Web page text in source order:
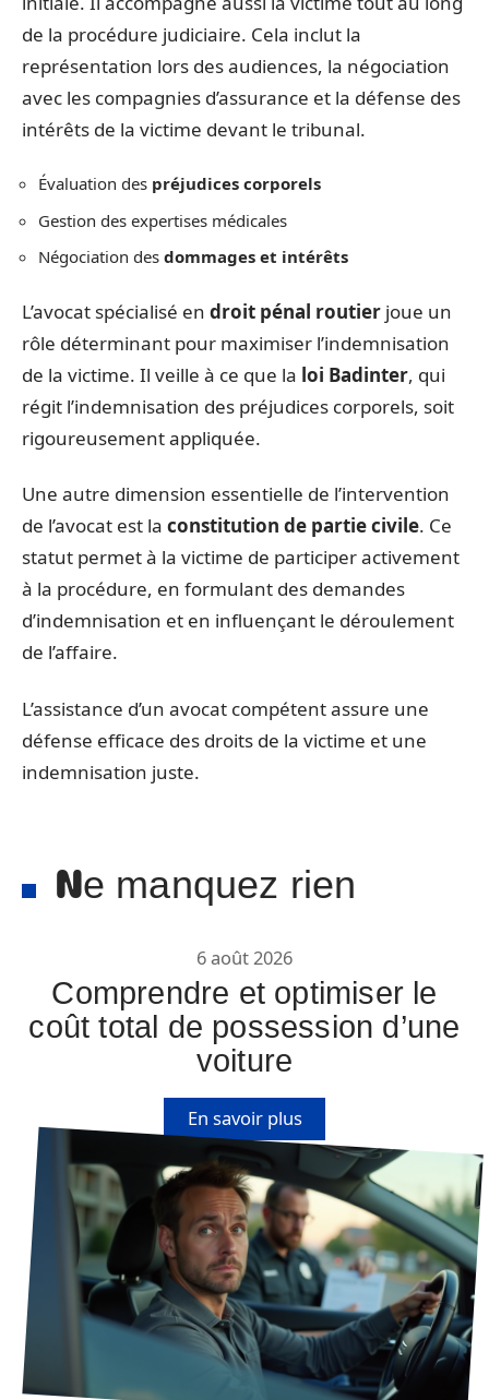
de la procédure judiciaire. Cela inclut la
représentation lors des audiences, la négociation
avec les compagnies d’assurance et la défense des
intérêts de la victime devant le tribunal.
Évaluation des préjudices corporels
Gestion des expertises médicales
Négociation des dommages et intérêts
L’avocat spécialisé en droit pénal routier joue un
rôle déterminant pour maximiser l’indemnisation
de la victime. Il veille à ce que la loi Badinter, qui
régit l’indemnisation des préjudices corporels, soit
rigoureusement appliquée.
Une autre dimension essentielle de l’intervention
de l’avocat est la constitution de partie civile. Ce
statut permet à la victime de participer activement
à la procédure, en formulant des demandes
d’indemnisation et en influençant le déroulement
de l’affaire.
L’assistance d’un avocat compétent assure une
défense efficace des droits de la victime et une
indemnisation juste.
Ne manquez rien
6 août 2026
Comprendre et optimiser le
coût total de possession d’une
voiture
En savoir plus